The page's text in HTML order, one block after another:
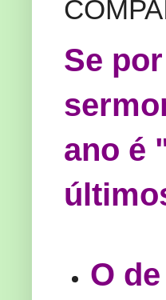
Se
ano é
O